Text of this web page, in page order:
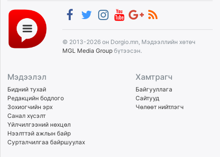
© 2013-2026 он Dorgio.mn, Мэдээллийн хөтөч
MGL Media Group бүтээсэн.
Мэдээлэл
Бидний тухай
Редакцийн бодлого
Зохиогчийн эрх
Санал хүсэлт
Үйлчилгээний нөхцөл
Нээлттэй ажлын байр
Сурталчилгаа байршуулах
Хамтрагч
Байгууллага
Сайтууд
Чөлөөт нийтлэгч